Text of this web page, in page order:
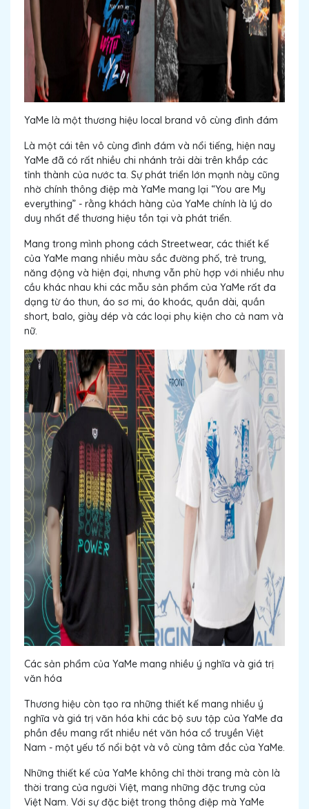
YaMe là một thương hiệu local brand vô cùng đình đám
Là một cái tên vô cùng đình đám và nổi tiếng, hiện nay
YaMe đã có rất nhiều chi nhánh trải dài trên khắp các
tỉnh thành của nước ta. Sự phát triển lớn mạnh này cũng
nhờ chính thông điệp mà YaMe mang lại “You are My
everything” - rằng khách hàng của YaMe chính là lý do
duy nhất để thương hiệu tồn tại và phát triển.
Mang trong mình phong cách Streetwear, các thiết kế
của YaMe mang nhiều màu sắc đường phố, trẻ trung,
năng động và hiện đại, nhưng vẫn phù hợp với nhiều nhu
cầu khác nhau khi các mẫu sản phẩm của YaMe rất đa
dạng từ áo thun, áo sơ mi, áo khoác, quần dài, quần
short, balo, giày dép và các loại phụ kiện cho cả nam và
nữ.
Các sản phẩm của YaMe mang nhiều ý nghĩa và giá trị
văn hóa
Thương hiệu còn tạo ra những thiết kế mang nhiều ý
nghĩa và giá trị văn hóa khi các bộ sưu tập của YaMe đa
phần đều mang rất nhiều nét văn hóa cổ truyền Việt
Nam - một yếu tố nổi bật và vô cùng tâm đắc của YaMe.
Những thiết kế của YaMe không chỉ thời trang mà còn là
thời trang của người Việt, mang những đặc trưng của
Việt Nam. Với sự đặc biệt trong thông điệp mà YaMe